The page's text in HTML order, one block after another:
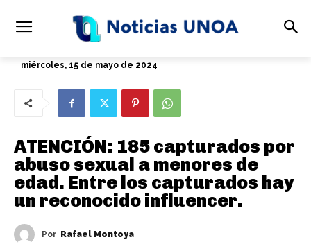
miércoles, 15 de mayo de 2024
ATENCIÓN: 185 capturados por
abuso sexual a menores de
edad. Entre los capturados hay
un reconocido influencer.
Por Rafael Montoya